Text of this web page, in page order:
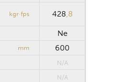
kgr·fps 428,8
Ne
mm
600
N/A
N/A